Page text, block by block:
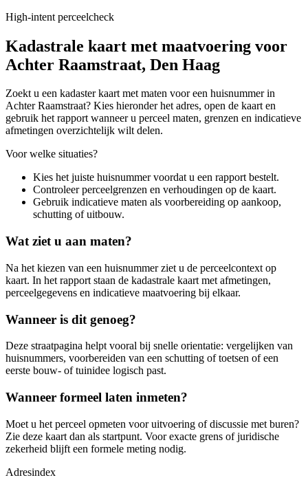
High-intent perceelcheck
Kadastrale kaart met maatvoering voor
Achter Raamstraat, Den Haag
Zoekt u een kadaster kaart met maten voor een huisnummer in
Achter Raamstraat? Kies hieronder het adres, open de kaart en
gebruik het rapport wanneer u perceel maten, grenzen en indicatieve
afmetingen overzichtelijk wilt delen.
Voor welke situaties?
Kies het juiste huisnummer voordat u een rapport bestelt.
Controleer perceelgrenzen en verhoudingen op de kaart.
Gebruik indicatieve maten als voorbereiding op aankoop,
schutting of uitbouw.
Wat ziet u aan maten?
Na het kiezen van een huisnummer ziet u de perceelcontext op
kaart. In het rapport staan de kadastrale kaart met afmetingen,
perceelgegevens en indicatieve maatvoering bij elkaar.
Wanneer is dit genoeg?
Deze straatpagina helpt vooral bij snelle orientatie: vergelijken van
huisnummers, voorbereiden van een schutting of toetsen of een
eerste bouw- of tuinidee logisch past.
Wanneer formeel laten inmeten?
Moet u het perceel opmeten voor uitvoering of discussie met buren?
Zie deze kaart dan als startpunt. Voor exacte grens of juridische
zekerheid blijft een formele meting nodig.
Adresindex